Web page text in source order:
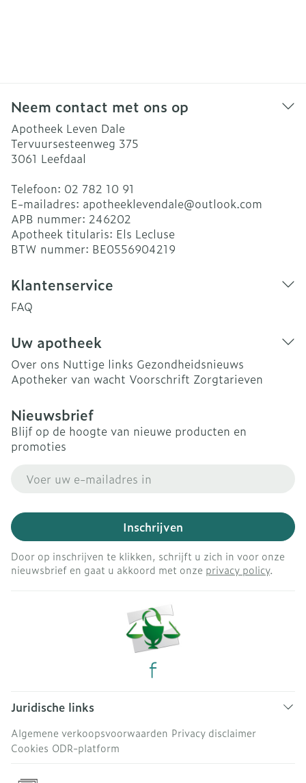
Neem contact met ons op
Apotheek Leven Dale
Tervuursesteenweg 375
3061 Leefdaal
Telefoon: 02 782 10 91
E-mailadres: apotheeklevendale@outlook.com
APB nummer: 246202
Apotheek titularis: Els Lecluse
BTW nummer: BE0556904219
Klantenservice
FAQ
Uw apotheek
Over ons Nuttige links Gezondheidsnieuws
Apotheker van wacht Voorschrift Zorgtarieven
Nieuwsbrief
Blijf op de hoogte van nieuwe producten en
promoties
Inschrijven
Door op inschrijven te klikken, schrijft u zich in voor onze
nieuwsbrief en gaat u akkoord met onze privacy policy.
Juridische links
Algemene verkoopsvoorwaarden Privacy disclaimer
Cookies ODR-platform